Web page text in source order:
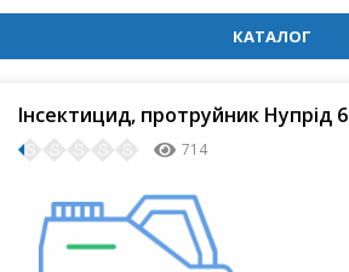
КАТАЛОГ
Інсектицид, протруйник Нупрід
714